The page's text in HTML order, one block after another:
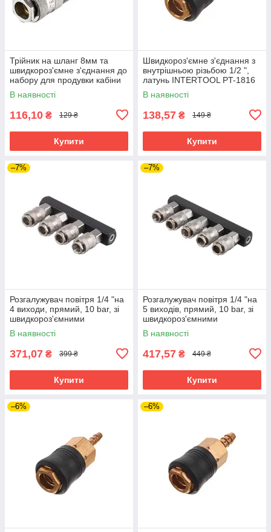
Трійник на шланг 8мм та
швидкороз'ємне з'єднання до
набору для продувки кабіни
вантажних авто INTERTOOL
PT-1868
В наявності
116,10 ₴ 129 ₴
Купити
Швидкороз'ємне з'єднання з
внутрішньою різьбою 1/2 ",
латунь INTERTOOL PT-1816
В наявності
138,57 ₴ 149 ₴
Купити
–7%
Розгалужувач повітря 1/4 "на
4 виходи, прямий, 10 bar, зі
швидкороз'ємними
з'єднаннями INTERTOOL PT-
1856
В наявності
371,07 ₴ 399 ₴
Купити
–7%
Розгалужувач повітря 1/4 "на
5 виходів, прямий, 10 bar, зі
швидкороз'ємними
з'єднаннями INTERTOOL PT-
1857
В наявності
417,57 ₴ 449 ₴
Купити
–6% –6%